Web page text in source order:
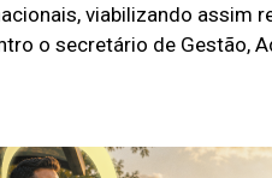
viabilizando assim
o secretário de Gestão,